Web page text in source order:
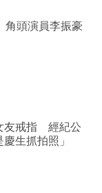
頭演員李振豪
友戒指 經紀公
生抓拍照」